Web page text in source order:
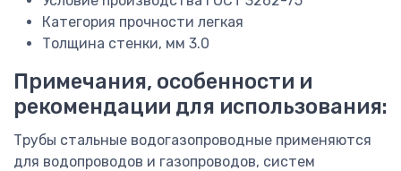
Категория прочности легкая
Толщина стенки, мм 3.0
Примечания, особенности и
рекомендации для использования:
Трубы стальные водогазопроводные применяются
для водопроводов и газопроводов, систем